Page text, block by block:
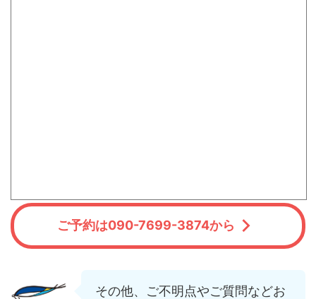
ご予約は090-7699-3874から
その他、ご不明点やご質問などお